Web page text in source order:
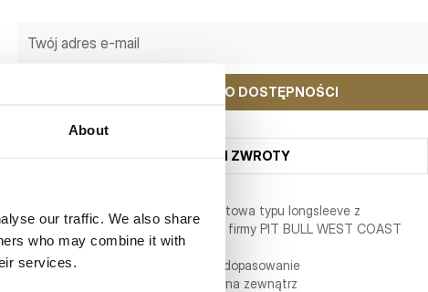
About
our traffic. We also share
who may combine it with
services.
POWIADOM MNIE O DOSTĘPNOŚCI
WYSYŁKA I ZWROTY
Dziecięca techniczna koszulka sportowa typu longsleeve z
limitowanej edycji RUNMAGEDDON firmy PIT BULL WEST COAST
- ultra lekka tkanina i anatomiczne dopasowanie
- bardzo dobrze odprowadza wilgoć na zewnątrz